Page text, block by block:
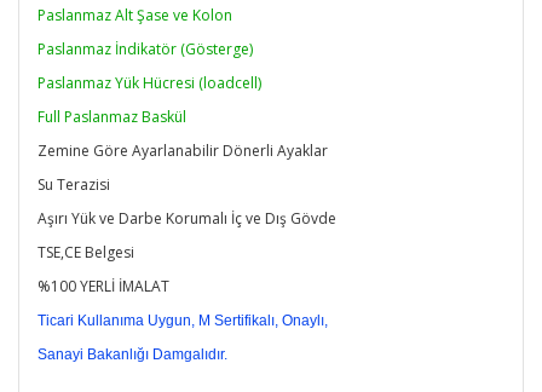
Paslanmaz Alt Şase ve Kolon
Paslanmaz İndikatör (Gösterge)
Paslanmaz Yük Hücresi (loadcell)
Full Paslanmaz Baskül
Zemine Göre Ayarlanabilir Dönerli Ayaklar
Su Terazisi
Aşırı Yük ve Darbe Korumalı İç ve Dış Gövde
TSE,CE Belgesi
%100 YERLİ İMALAT
Ticari Kullanıma Uygun, M Sertifikalı, Onaylı,
Sanayi Bakanlığı Damgalıdır.